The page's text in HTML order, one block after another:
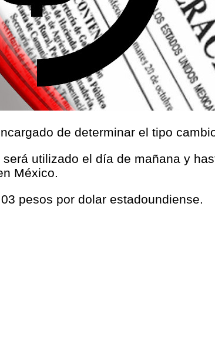
de determinar el tipo
utilizado el día de mañana y
México.
pesos por dolar estadoundiense.